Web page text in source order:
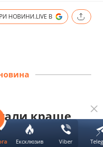
НОВИНИ.LIVE В
краще
з боку
Ексклюзив Viber